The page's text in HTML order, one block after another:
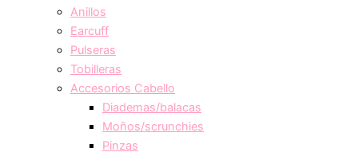
Anillos
Earcuff
Pulseras
Tobilleras
Accesorios Cabello
Diademas/balacas
Moños/scrunchies
Pinzas